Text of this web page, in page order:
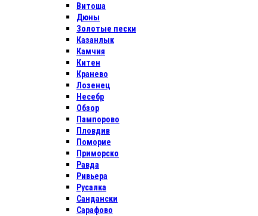
Витоша
Дюны
Золотые пески
Казанлык
Камчия
Китен
Кранево
Лозенец
Несебр
Обзор
Пампорово
Пловдив
Поморие
Приморско
Равда
Ривьера
Русалка
Сандански
Сарафово